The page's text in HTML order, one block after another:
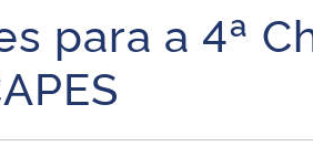
Banco Central do Brasil
para a 4ª